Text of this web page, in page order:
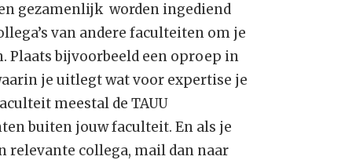
gezamenlijk worden ingediend
van andere faculteiten om je
Plaats bijvoorbeeld een oproep in
je uitlegt wat voor expertise je
meestal de TAUU
buiten jouw faculteit. En als je
relevante collega, mail dan naar